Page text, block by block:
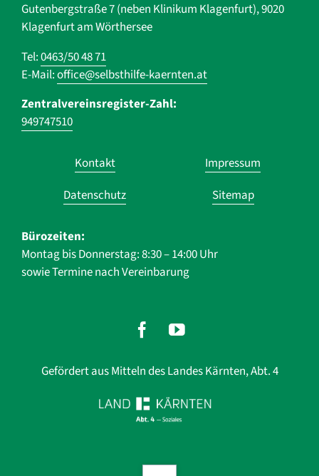
Gutenbergstraße 7 (neben Klinikum Klagenfurt), 9020
Klagenfurt am Wörthersee
Tel:0463/50 48 71
E-Mail:office@selbsthilfe-kaernten.at
Zentralvereinsregister-Zahl:
949747510
Navigation
überspringen
Kontakt
Impressum
Datenschutz
Sitemap
Bürozeiten:
Montag bis Donnerstag: 8:30 – 14:00 Uhr
sowie Termine nach Vereinbarung
Gefördert aus Mitteln des Landes Kärnten, Abt. 4